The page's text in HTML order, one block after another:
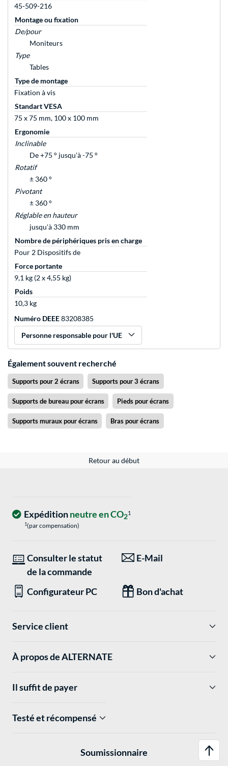
45-509-216
Montage ou fixation
De/pour
Moniteurs
Type
Tables
Type de montage
Fixation à vis
Standart VESA
75 x 75 mm, 100 x 100 mm
Ergonomie
Inclinable
De +75 ° jusqu'à -75 °
Rotatif
± 360 °
Pivotant
± 360 °
Réglable en hauteur
jusqu'à 330 mm
Nombre de périphériques pris en charge
Pour 2 Dispositifs de
Force portante
9,1 kg (2 x 4,55 kg)
Poids
10,3 kg
Numéro DEEE83208385
Personne responsable pour l'UE
Également souvent recherché
Supports pour 2 écrans Supports pour 3 écrans
Supports de bureau pour écrans Pieds pour écrans
Supports muraux pour écrans Bras pour écrans
Retour au début
Expéditionneutre en CO21
1(par compensation)
Consulter le statut
de la commande
E-Mail
Configurateur PC Bon d'achat
Service client
À propos de ALTERNATE
Il suffit de payer
Testé et récompensé
Soumissionnaire